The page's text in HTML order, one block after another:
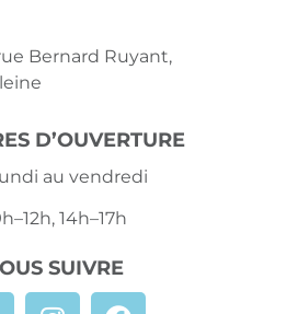
Bernard Ruyant,
D’OUVERTURE
au vendredi
14h–17h
SUIVRE